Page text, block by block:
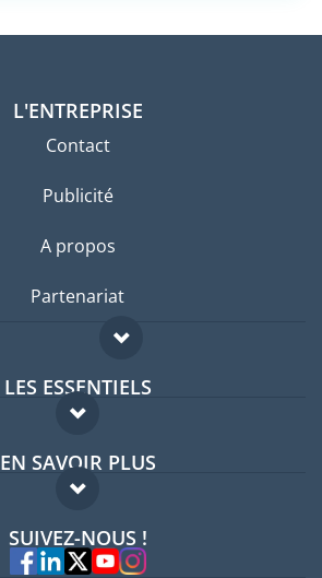
L'ENTREPRISE
Contact
Publicité
A propos
Partenariat
LES ESSENTIELS
Forum expatriés
Guides pays
EN SAVOIR PLUS
FAQ
Experts
SUIVEZ-NOUS !